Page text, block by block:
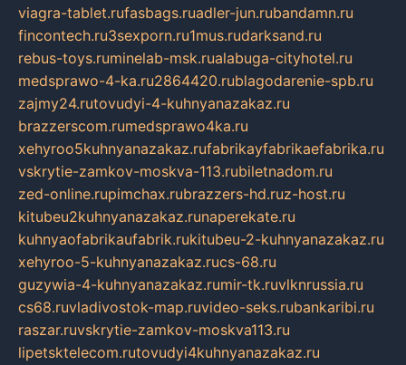
viagra-tablet.rufasbags.ruadler-jun.rubandamn.ru
fincontech.ru3sexporn.ru1mus.rudarksand.ru
rebus-toys.ruminelab-msk.rualabuga-cityhotel.ru
medsprawo-4-ka.ru2864420.rublagodarenie-spb.ru
zajmy24.rutovudyi-4-kuhnyanazakaz.ru
brazzerscom.rumedsprawo4ka.ru
xehyroo5kuhnyanazakaz.rufabrikayfabrikaefabrika.ru
vskrytie-zamkov-moskva-113.rubiletnadom.ru
zed-online.rupimchax.rubrazzers-hd.ruz-host.ru
kitubeu2kuhnyanazakaz.runaperekate.ru
kuhnyaofabrikaufabrik.rukitubeu-2-kuhnyanazakaz.ru
xehyroo-5-kuhnyanazakaz.rucs-68.ru
guzywia-4-kuhnyanazakaz.rumir-tk.ruvlknrussia.ru
cs68.ruvladivostok-map.ruvideo-seks.rubankaribi.ru
raszar.ruvskrytie-zamkov-moskva113.ru
lipetsktelecom.rutovudyi4kuhnyanazakaz.ru